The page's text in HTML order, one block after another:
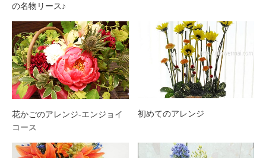
の名物リース♪
花かごのアレンジ-エンジョイ
コース
初めてのアレンジ